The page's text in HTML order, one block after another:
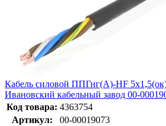
Кабель силовой ППГнг(А)-HF
Ивановский кабельный завод 00-
Код товара: 4363754
Артикул:
00-00019073